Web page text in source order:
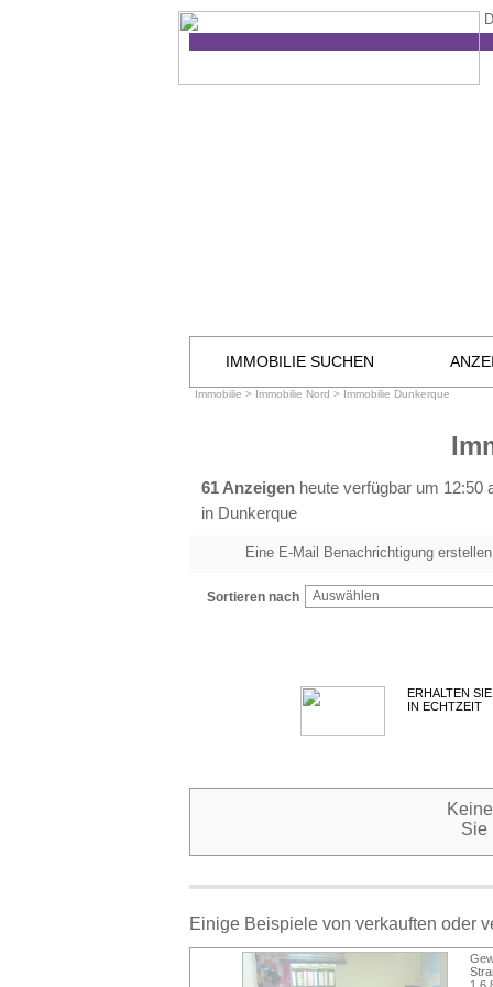
IMMOBILIE SUCHEN
Immobilie > Immobilie Nord > Immobilie Dunkerque
61 Anzeigen heute verfügbar um 12:50
in Dunkerque
Eine E-Mail Benachrichtigung erstellen
Sortieren nach Auswählen
ERHALTEN
IN ECHTZEIT
Sie
Einige Beispiele von verkauften oder